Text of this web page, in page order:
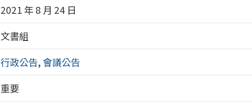
2021 年 8 月 24 日
文書組
行政公告,會議公告
重要